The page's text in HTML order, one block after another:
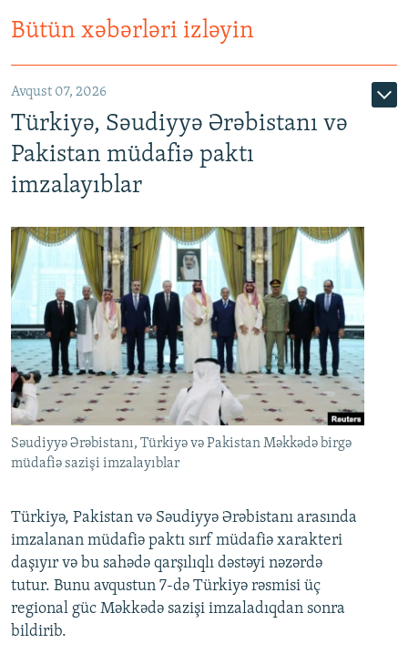
Bütün xəbərləri izləyin
Avqust 07, 2026
Türkiyə, Səudiyyə Ərəbistanı və
Pakistan müdafiə paktı
imzalayıblar
Səudiyyə Ərəbistanı, Türkiyə və Pakistan Məkkədə birgə
müdafiə sazişi imzalayıblar
Türkiyə, Pakistan və Səudiyyə Ərəbistanı arasında
imzalanan müdafiə paktı sırf müdafiə xarakteri
daşıyır və bu sahədə qarşılıqlı dəstəyi nəzərdə
tutur. Bunu avqustun 7-də Türkiyə rəsmisi üç
regional güc Məkkədə sazişi imzaladıqdan sonra
bildirib.